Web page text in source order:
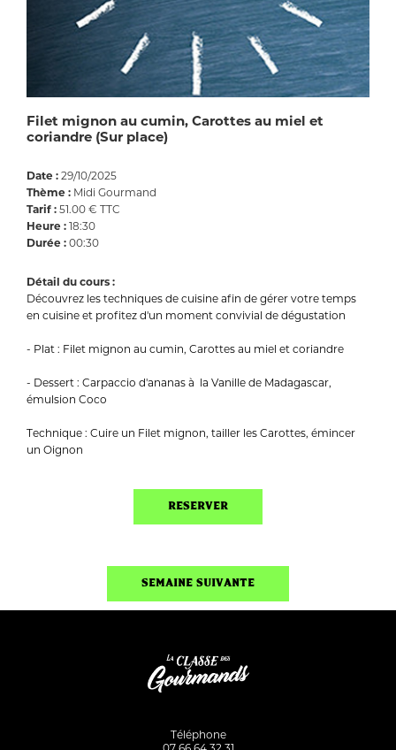
Filet mignon au cumin, Carottes au miel et
coriandre (Sur place)
Date : 29/10/2025
Thème : Midi Gourmand
Tarif : 51.00 € TTC
Heure : 18:30
Durée : 00:30
Détail du cours :
Découvrez les techniques de cuisine afin de gérer votre temps
en cuisine et profitez d'un moment convivial de dégustation
- Plat : Filet mignon au cumin, Carottes au miel et coriandre
- Dessert : Carpaccio d'ananas à la Vanille de Madagascar,
émulsion Coco
Technique : Cuire un Filet mignon, tailler les Carottes, émincer
un Oignon
RESERVER
SEMAINE SUIVANTE
Téléphone